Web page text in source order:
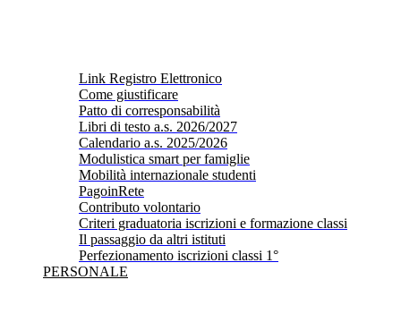
Link Registro Elettronico
Come giustificare
Patto di corresponsabilità
Libri di testo a.s. 2026/2027
Calendario a.s. 2025/2026
Modulistica smart per famiglie
Mobilità internazionale studenti
PagoinRete
Contributo volontario
Criteri graduatoria iscrizioni e formazione classi
Il passaggio da altri istituti
Perfezionamento iscrizioni classi 1°
PERSONALE